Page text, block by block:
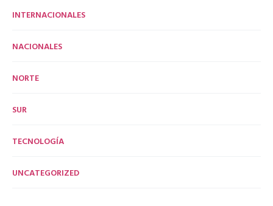
INTERNACIONALES
NACIONALES
NORTE
SUR
TECNOLOGÍA
UNCATEGORIZED